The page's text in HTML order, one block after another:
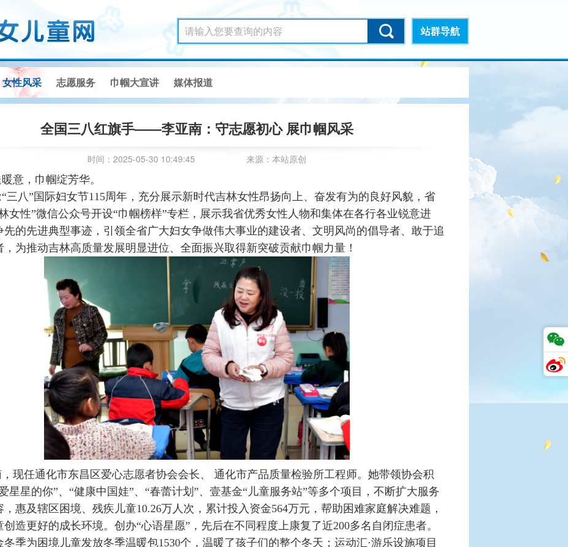
站群导航
女性风采 志愿服务 巾帼大宣讲 媒体报道
全国三八红旗手——李亚南：守志愿初心 展巾帼风采
时间：2025-05-30 10:49:45
来源：本站原创
意，巾帼绽芳华。
三八”国际妇女节115周年，充分展示新时代吉林女性昂扬向上、奋发有为的良好风貌，省
女性”微信公众号开设“巾帼榜样”专栏，展示我省优秀女性人物和集体在各行各业锐意进
先的先进典型事迹，引领全省广大妇女争做伟大事业的建设者、文明风尚的倡导者、敢于追
，为推动吉林高质量发展明显进位、全面振兴取得新突破贡献巾帼力量！
现任通化市东昌区爱心志愿者协会会长、 通化市产品质量检验所工程师。她带领协会积
星星的你”、“健康中国娃”、“春蕾计划”、壹基金“儿童服务站”等多个项目，不断扩大服务
，惠及辖区困境、残疾儿童10.26万人次，累计投入资金564万元，帮助困难家庭解决难题，
创造更好的成长环境。创办“心语星愿”，先后在不同程度上康复了近200多名自闭症患者。
冬季为困境儿童发放冬季温暖包1530个，温暖了孩子们的整个冬天；运动汇·游乐设施项目